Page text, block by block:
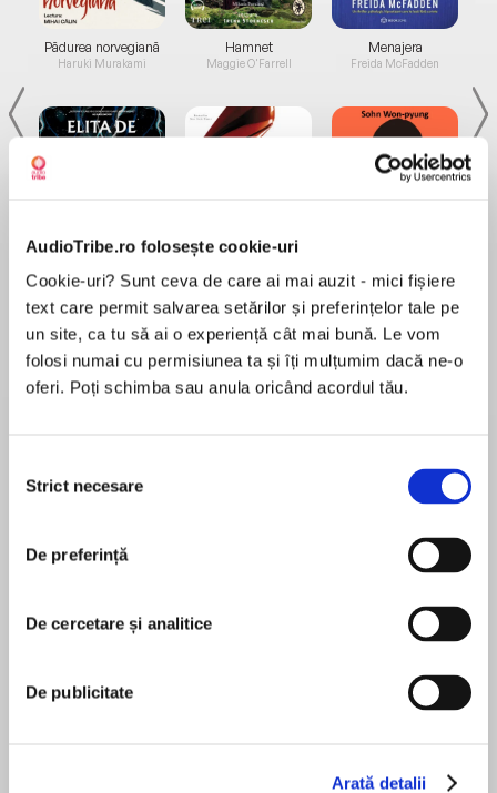
AudioTribe.ro folosește cookie-uri
Cookie-uri? Sunt ceva de care ai mai auzit - mici fișiere
text care permit salvarea setărilor și preferințelor tale pe
un site, ca tu să ai o experiență cât mai bună. Le vom
folosi numai cu permisiunea ta și îți mulțumim dacă ne-o
oferi. Poți schimba sau anula oricând acordul tău.
consimțământului
Strict necesare
De preferință
De cercetare și analitice
De publicitate
Arată detalii
Pădurea norvegiană
Haruki Murakami
Elita de Argint (Elita
Hamnet
Maggie O'Farrell
Diavolul se îmbracă de
Menajera
Freida McFadden
Desprecarte
Shy and awkward, First Daughter Grace Reeves
has always done what she’s told. Tired of taking
orders, she escapes her security detail for a rare
comes to life when a ruthless gang of criminals
abducts her. Her only choice is to place her
trust in Reid Allister, an escaped convict whose
piercing gaze awakens something deep inside
He’s tougher, smarter…and one blistering look
MAI MULT
pentru această carte